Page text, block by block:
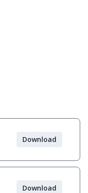
Download
Download